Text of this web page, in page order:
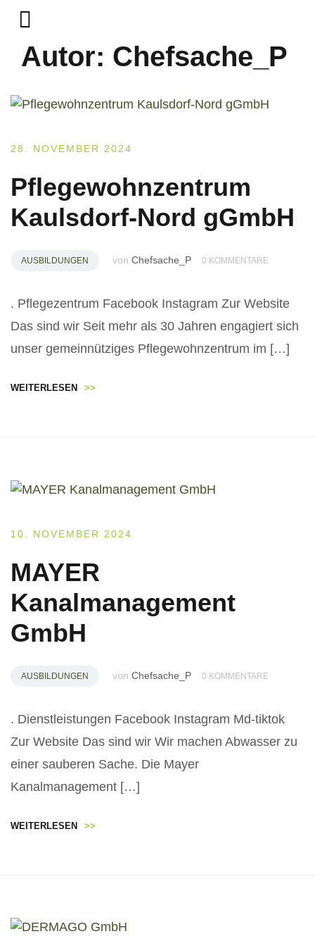
Autor: Chefsache_P
28. NOVEMBER 2024
Pflegewohnzentrum
Kaulsdorf-Nord gGmbH
AUSBILDUNGEN von Chefsache_P 0 KOMMENTARE
. Pflegezentrum Facebook Instagram Zur Website
Das sind wir Seit mehr als 30 Jahren engagiert sich
unser gemeinnütziges Pflegewohnzentrum im […]
WEITERLESEN >>
10. NOVEMBER 2024
MAYER
Kanalmanagement
GmbH
AUSBILDUNGEN von Chefsache_P 0 KOMMENTARE
. Dienstleistungen Facebook Instagram Md-tiktok
Zur Website Das sind wir Wir machen Abwasser zu
einer sauberen Sache. Die Mayer
Kanalmanagement […]
WEITERLESEN >>